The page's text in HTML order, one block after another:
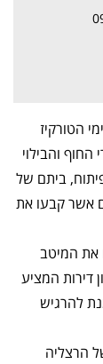
הטורקיז
והבילוי
ביתם של
אשר קבעו את
את המיטב
דירות המציע
להרגיש
הרצליה